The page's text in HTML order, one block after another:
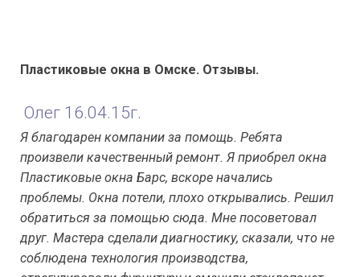
Пластиковые окна в Омске. Отзывы.
Олег 16.04.15г.
Я благодарен компании за помощь. Ребята
произвели качественный ремонт. Я приобрел окна
Пластиковые окна Барс, вскоре начались
проблемы. Окна потели, плохо открывались. Решил
обратиться за помощью сюда. Мне посоветовал
друг. Мастера сделали диагностику, сказали, что не
соблюдена технология производства,